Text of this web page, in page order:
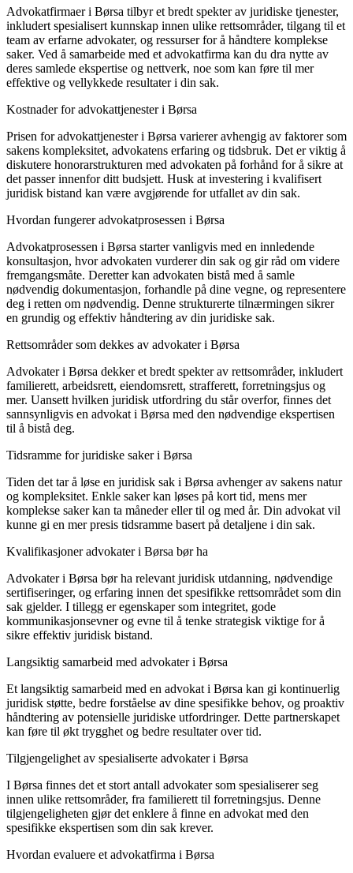
Advokatfirmaer i Børsa tilbyr et bredt spekter av juridiske tjenester,
inkludert spesialisert kunnskap innen ulike rettsområder, tilgang til et
team av erfarne advokater, og ressurser for å håndtere komplekse
saker. Ved å samarbeide med et advokatfirma kan du dra nytte av
deres samlede ekspertise og nettverk, noe som kan føre til mer
effektive og vellykkede resultater i din sak.
Kostnader for advokattjenester i Børsa
Prisen for advokattjenester i Børsa varierer avhengig av faktorer som
sakens kompleksitet, advokatens erfaring og tidsbruk. Det er viktig å
diskutere honorarstrukturen med advokaten på forhånd for å sikre at
det passer innenfor ditt budsjett. Husk at investering i kvalifisert
juridisk bistand kan være avgjørende for utfallet av din sak.
Hvordan fungerer advokatprosessen i Børsa
Advokatprosessen i Børsa starter vanligvis med en innledende
konsultasjon, hvor advokaten vurderer din sak og gir råd om videre
fremgangsmåte. Deretter kan advokaten bistå med å samle
nødvendig dokumentasjon, forhandle på dine vegne, og representere
deg i retten om nødvendig. Denne strukturerte tilnærmingen sikrer
en grundig og effektiv håndtering av din juridiske sak.
Rettsområder som dekkes av advokater i Børsa
Advokater i Børsa dekker et bredt spekter av rettsområder, inkludert
familierett, arbeidsrett, eiendomsrett, strafferett, forretningsjus og
mer. Uansett hvilken juridisk utfordring du står overfor, finnes det
sannsynligvis en advokat i Børsa med den nødvendige ekspertisen
til å bistå deg.
Tidsramme for juridiske saker i Børsa
Tiden det tar å løse en juridisk sak i Børsa avhenger av sakens natur
og kompleksitet. Enkle saker kan løses på kort tid, mens mer
komplekse saker kan ta måneder eller til og med år. Din advokat vil
kunne gi en mer presis tidsramme basert på detaljene i din sak.
Kvalifikasjoner advokater i Børsa bør ha
Advokater i Børsa bør ha relevant juridisk utdanning, nødvendige
sertifiseringer, og erfaring innen det spesifikke rettsområdet som din
sak gjelder. I tillegg er egenskaper som integritet, gode
kommunikasjonsevner og evne til å tenke strategisk viktige for å
sikre effektiv juridisk bistand.
Langsiktig samarbeid med advokater i Børsa
Et langsiktig samarbeid med en advokat i Børsa kan gi kontinuerlig
juridisk støtte, bedre forståelse av dine spesifikke behov, og proaktiv
håndtering av potensielle juridiske utfordringer. Dette partnerskapet
kan føre til økt trygghet og bedre resultater over tid.
Tilgjengelighet av spesialiserte advokater i Børsa
I Børsa finnes det et stort antall advokater som spesialiserer seg
innen ulike rettsområder, fra familierett til forretningsjus. Denne
tilgjengeligheten gjør det enklere å finne en advokat med den
spesifikke ekspertisen som din sak krever.
Hvordan evaluere et advokatfirma i Børsa